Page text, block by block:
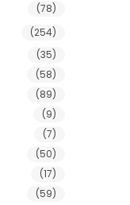
(78)
(254)
(35)
(58)
(89)
(9)
(7)
(50)
(17)
(59)